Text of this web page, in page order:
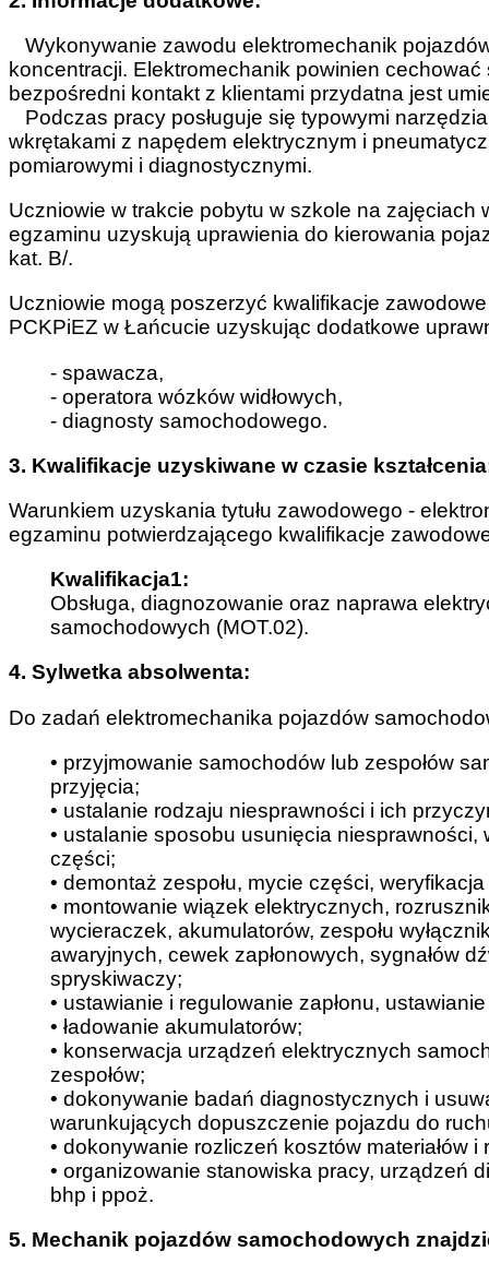
Wykonywanie zawodu elektromechanik
koncentracji. Elektromechanik powinien
bezpośredni kontakt z klientami przydatna jest
Podczas pracy posługuje się typowymi
wkrętakami z napędem elektrycznym i
pomiarowymi i diagnostycznymi.
Uczniowie w trakcie pobytu w szkole na
egzaminu uzyskują uprawienia do kierowania
kat. B/.
Uczniowie mogą poszerzyć kwalifikacje
PCKPiEZ w Łańcucie uzyskując dodatkowe
- spawacza,
- operatora wózków widłowych,
- diagnosty samochodowego.
3. Kwalifikacje uzyskiwane w czasie
Warunkiem uzyskania tytułu zawodowego -
egzaminu potwierdzającego kwalifikacje
Kwalifikacja1:
Obsługa, diagnozowanie oraz naprawa
samochodowych (MOT.02).
4. Sylwetka absolwenta:
Do zadań elektromechanika pojazdów
• przyjmowanie samochodów lub zespołów
przyjęcia;
• ustalanie rodzaju niesprawności i ich
• ustalanie sposobu usunięcia niesprawności,
części;
• demontaż zespołu, mycie części,
• montowanie wiązek elektrycznych,
wycieraczek, akumulatorów, zespołu
awaryjnych, cewek zapłonowych, sygnałów
spryskiwaczy;
• ustawianie i regulowanie zapłonu,
• ładowanie akumulatorów;
• konserwacja urządzeń elektrycznych
zespołów;
• dokonywanie badań diagnostycznych i
warunkujących dopuszczenie pojazdu do
• dokonywanie rozliczeń kosztów materiałów
• organizowanie stanowiska pracy, urządzeń
bhp i ppoż.
5. Mechanik pojazdów samochodowych